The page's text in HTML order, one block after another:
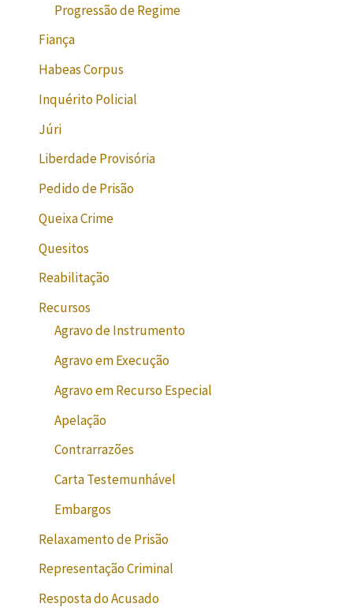
Progressão de Regime
Fiança
Habeas Corpus
Inquérito Policial
Júri
Liberdade Provisória
Pedido de Prisão
Queixa Crime
Quesitos
Reabilitação
Recursos
Agravo de Instrumento
Agravo em Execução
Agravo em Recurso Especial
Apelação
Contrarrazões
Carta Testemunhável
Embargos
Relaxamento de Prisão
Representação Criminal
Resposta do Acusado